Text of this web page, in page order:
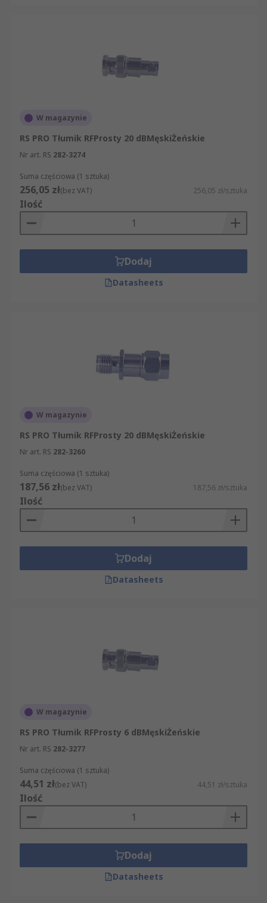
W magazynie
RS PRO Tłumik RFProsty 20 dBMęskiŻeńskie
Nr art. RS 282-3274
Suma częściowa (1 sztuka)
256,05 zł(bez VAT) 256,05 zł/sztuka
Ilość
Dodaj
Datasheets
W magazynie
RS PRO Tłumik RFProsty 20 dBMęskiŻeńskie
Nr art. RS 282-3260
Suma częściowa (1 sztuka)
187,56 zł(bez VAT) 187,56 zł/sztuka
Ilość
Dodaj
Datasheets
W magazynie
RS PRO Tłumik RFProsty 6 dBMęskiŻeńskie
Nr art. RS 282-3277
Suma częściowa (1 sztuka)
44,51 zł(bez VAT) 44,51 zł/sztuka
Ilość
Dodaj
Datasheets